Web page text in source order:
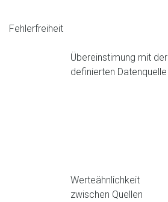
Fehlerfreiheit
Übereinstimung mit der
definierten Datenquelle
Werteähnlichkeit
zwischen Quellen